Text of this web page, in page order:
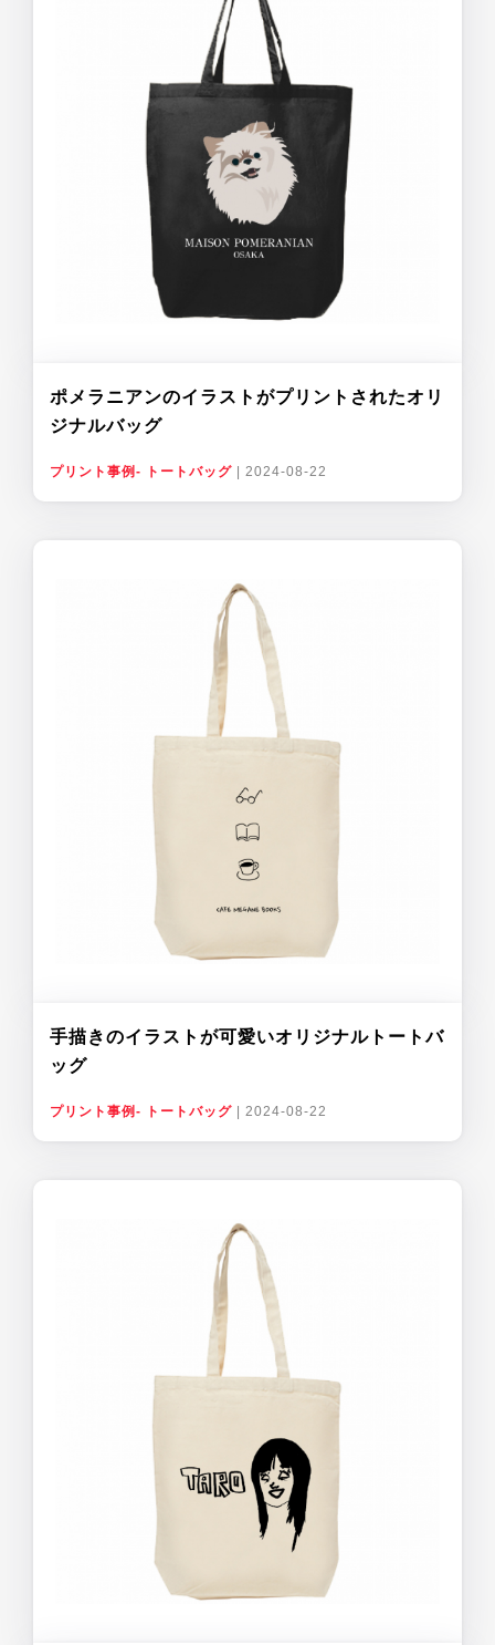
ポメラニアンのイラストがプリントされたオリ
ジナルバッグ
プリント事例- トートバッグ 2024-08-22
手描きのイラストが可愛いオリジナルトートバ
ッグ
プリント事例- トートバッグ 2024-08-22